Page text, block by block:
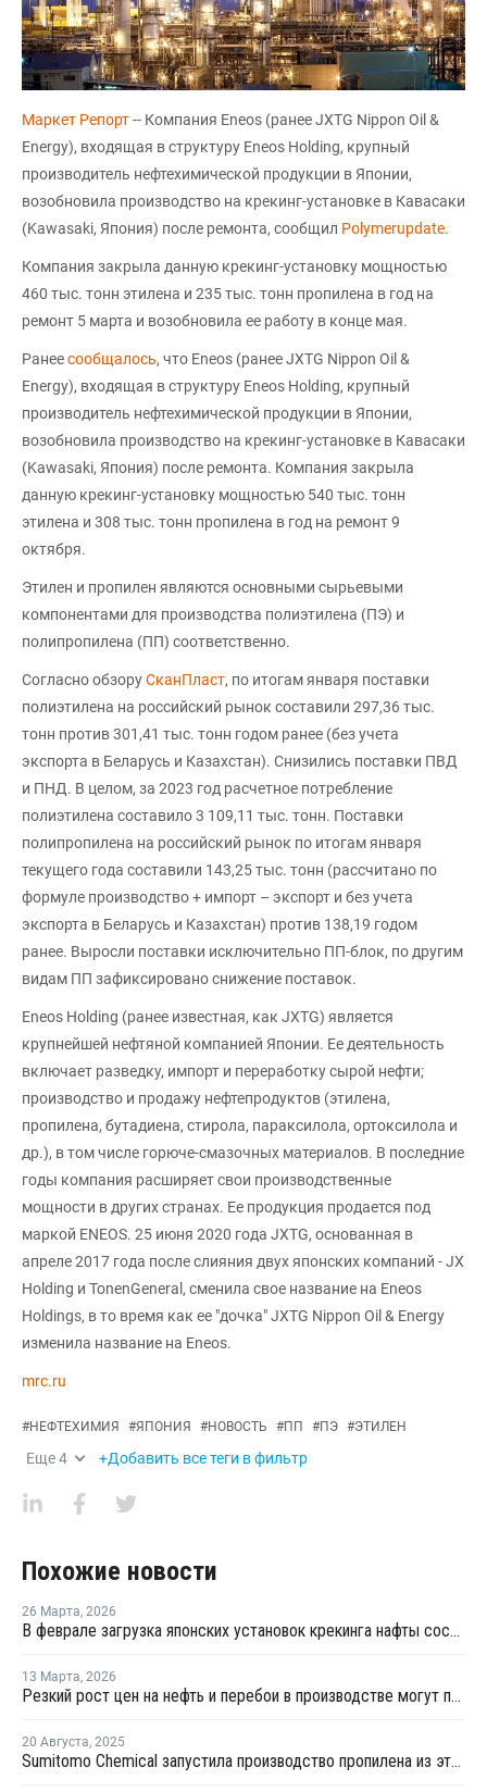
Маркет Репорт-- Компания Eneos (ранее JXTG Nippon Oil &
Energy), входящая в структуру Eneos Holding, крупный
производитель нефтехимической продукции в Японии,
возобновила производство на крекинг-установке в Кавасаки
(Kawasaki, Япония) после ремонта, сообщил Polymerupdate.
Компания закрыла данную крекинг-установку мощностью
460 тыс. тонн этилена и 235 тыс. тонн пропилена в год на
ремонт 5 марта и возобновила ее работу в конце мая.
Ранеесообщалось, что Eneos (ранее JXTG Nippon Oil &
Energy), входящая в структуру Eneos Holding, крупный
производитель нефтехимической продукции в Японии,
возобновила производство на крекинг-установке в Кавасаки
(Kawasaki, Япония) после ремонта. Компания закрыла
данную крекинг-установку мощностью 540 тыс. тонн
этилена и 308 тыс. тонн пропилена в год на ремонт 9
октября.
Этилен и пропилен являются основными сырьевыми
компонентами для производства полиэтилена (ПЭ) и
полипропилена (ПП) соответственно.
Согласно обзоруСканПласт, по итогам января поставки
полиэтилена на российский рынок составили 297,36 тыс.
тонн против 301,41 тыс. тонн годом ранее (без учета
экспорта в Беларусь и Казахстан). Снизились поставки ПВД
и ПНД. В целом, за 2023 год расчетное потребление
полиэтилена составило 3 109,11 тыс. тонн. Поставки
полипропилена на российский рынок по итогам января
текущего года составили 143,25 тыс. тонн (рассчитано по
формуле производство + импорт – экспорт и без учета
экспорта в Беларусь и Казахстан) против 138,19 годом
ранее. Выросли поставки исключительно ПП-блок, по другим
видам ПП зафиксировано снижение поставок.
Eneos Holding (ранее известная, как JXTG) является
крупнейшей нефтяной компанией Японии. Ее деятельность
включает разведку, импорт и переработку сырой нефти;
производство и продажу нефтепродуктов (этилена,
пропилена, бутадиена, стирола, параксилола, ортоксилола и
др.), в том числе горюче-смазочных материалов. В последние
годы компания расширяет свои производственные
мощности в других странах. Ее продукция продается под
маркой ENEOS. 25 июня 2020 года JXTG, основанная в
апреле 2017 года после слияния двух японских компаний - JX
Holding и TonenGeneral, сменила свое название на Eneos
Holdings, в то время как ее "дочка" JXTG Nippon Oil & Energy
изменила название на Eneos.
mrc.ru
#НЕФТЕХИМИЯ #ЯПОНИЯ #НОВОСТЬ #ПП #ПЭ #ЭТИЛЕН
Еще4 +Добавить все теги в фильтр
Похожие новости
26 Марта, 2026
В феврале загрузка японских установок крекинга нафты составила 75,7%
13 Марта, 2026
Резкий рост цен на нефть и перебои в производстве могут поддержать прибыль американских производителей этилена
20 Августа, 2025
Sumitomo Chemical запустила производство пропилена из этанола